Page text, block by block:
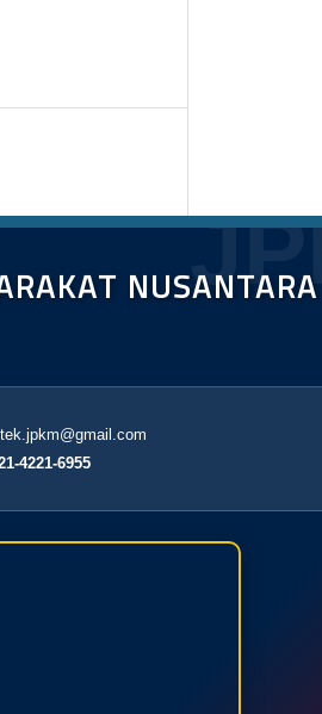
NUSANTARA
4221-6955